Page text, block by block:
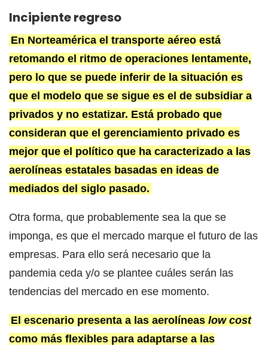
Incipiente regreso
En Norteamérica el transporte aéreo está
retomando el ritmo de operaciones lentamente,
pero lo que se puede inferir de la situación es
que el modelo que se sigue es el de subsidiar a
privados y no estatizar. Está probado que
consideran que el gerenciamiento privado es
mejor que el político que ha caracterizado a las
aerolíneas estatales basadas en ideas de
mediados del siglo pasado.
Otra forma, que probablemente sea la que se
imponga, es que el mercado marque el futuro de las
empresas. Para ello será necesario que la
pandemia ceda y/o se plantee cuáles serán las
tendencias del mercado en ese momento.
El escenario presenta a las aerolíneas low cost
como más flexibles para adaptarse a las